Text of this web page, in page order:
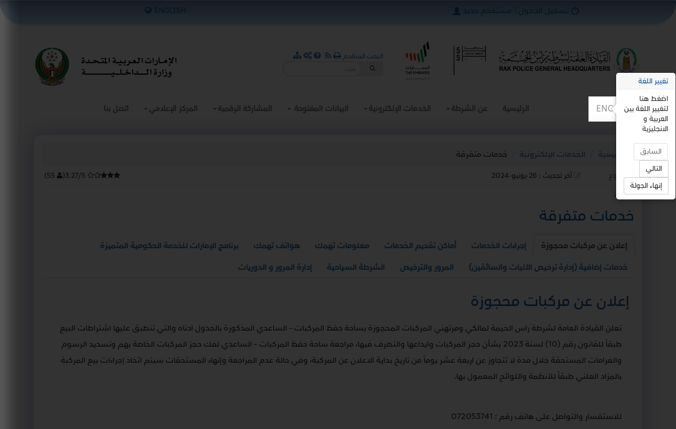
تسجيل الدخول مستخدم جديد ENGLISH
البحث المتقدم
ENGLISH الرئيسية عن الشرطة الخدمات الإلكترونية البيانات المفتوحة المشاركة الرقمية المركز الإعلامي اتصل بنا
×
الرئيسية الخدمات الإلكترونية خدمات متفرقة
رجوع آخر تحديث : 26-يونيو-2024 3.27/5
(
55
)
استمع
خدمات متفرقة
إعلان عن مركبات محجوزة إجراءات الخدمات أماكن تقديم الخدمات معلومات تهمك هواتف تهمك
برنامج الإمارات للخدمة الحكومية المتميزة
خدمات إضافية (إدارة ترخيص الأليات والسائقين)
المرور والترخيص الشرطة السياحية إدارة المرور و الدوريات
إعلان عن مركبات محجوزة
تعلن القيادة العامة لشرطة راس الخيمة لمالكي ومرتهني المركبات المحجوزة بساحة حفظ المركبات – الساعدي المذكورة بالجدول ادناه والتي تنطبق عليها اشتراطات البيع
طبقاً للقانون رقم (10) لسنة 2023 بشأن حجز المركبات وايداعها والتصرف فيها، مراجعة ساحة حفظ المركبات – الساعدي لفك حجز المركبات الخاصة بهم وتسديد الرسوم
والغرامات المستحقة خلال مدة لا تتجاوز عن اربعة عشر يوماً من تاريخ بداية الاعلان عن المركبة، وفي حالة عدم المراجعة وإنهاء المستحقات سيتم اتخاذ إجراءات بيع المركبة
بالمزاد العلني طبقاً للأنظمة واللوائح المعمول بها.
للاستفسار والتواصل على هاتف رقم : 072053741
تغيير اللغة
اضغط هنا
لتغيير اللغة بين
العربية و
الانجليزية
السابق
التالي
إنهاء الجولة